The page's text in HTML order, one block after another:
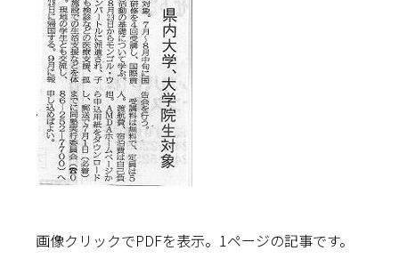
画像クリックでPDFを表示。1ページの記事です。